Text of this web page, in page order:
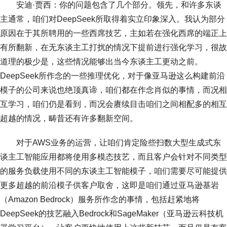
安迪·贾西：你的问题包含了几个部分。领先，和许多东谈
主通常，咱们对DeepSeek所取得着实立印象深入。我认为部分
原因在于其所聘用的一些西席技艺，主如若在强化西席的端正上
有所翻新，在无东谈主工打扰的情况下提前进行强化学习，很故
道理的极少是，这些情况能够出当今东谈主工更动之前。
DeepSeek所作念的一些推理优化，对于像亚马逊这么构建前沿
模子的公司来说也绝顶真谛，咱们都在作念肖似的事情，而况相
互学习，咱们仍是看到，而况会赓续目击咱们之间相配多的相互
超越的情况，畴昔还有许多翻新空间。
对于AWS业务的运营，让咱们肯定险些扫数大型生成式东
谈主工智能应用都将使用多模态技艺，而且客户会针对不同类型
的服务负载使用不同的东谈主工智能模子，咱们需要尽可能提供
更多超越的前沿模子供客户取舍，这即是咱们通过亚马逊基岩
（Amazon Bedrock）服务所作念的事情，包括赶紧地将
DeepSeek的技艺融入Bedrock和SageMaker（亚马逊云科技机